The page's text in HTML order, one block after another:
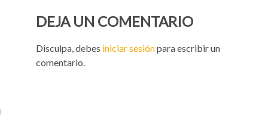
DEJA UN COMENTARIO
Disculpa, debes iniciar sesiónpara escribir un
comentario.